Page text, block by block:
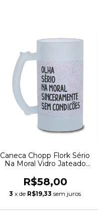
Caneca Chopp Flork Sério
Na Moral Vidro Jateado
R$58,00
3 x de R$19,33 sem juros